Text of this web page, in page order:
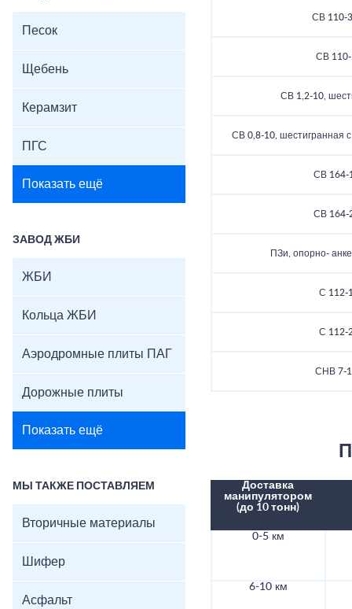
Песок
Щебень
Керамзит
ПГС
Показать ещё
ЗАВОД ЖБИ
ЖБИ
Кольца ЖБИ
Аэродромные плиты ПАГ
Дорожные плиты
Показать ещё
МЫ ТАКЖЕ ПОСТАВЛЯЕМ
Вторичные материалы
Шифер
Асфальт
СВ 110-
СВ
СВ 1,2-10,
СВ 0,8-10, шестигранная
СВ 164-
СВ 164-
ПЗи, опорно-
С 112-
С 112-
СНВ 7-
Доставка
манипулятором
(до 10 тонн)
0-5 км
6-10 км